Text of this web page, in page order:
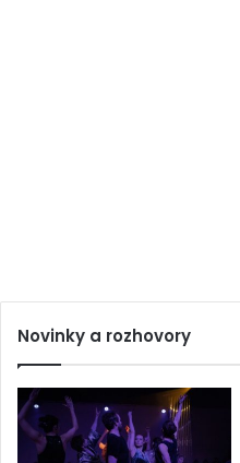
Novinky a rozhovory